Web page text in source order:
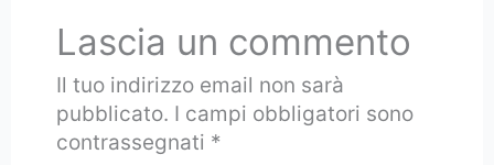
Lascia un commento
Il tuo indirizzo email non sarà
pubblicato. I campi obbligatori sono
contrassegnati *